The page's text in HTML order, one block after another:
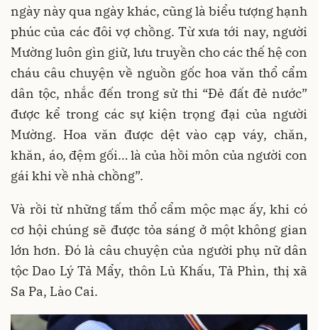
ngày này qua ngày khác, cũng là biểu tượng hạnh
phúc của các đôi vợ chồng. Từ xưa tới nay, người
Mường luôn gìn giữ, lưu truyền cho các thế hệ con
cháu câu chuyện về nguồn gốc hoa văn thổ cẩm
dân tộc, nhắc đến trong sử thi “Đẻ đất đẻ nước”
được kể trong các sự kiện trọng đại của người
Mường. Hoa văn được dệt vào cạp váy, chăn,
khăn, áo, đệm gối… là của hồi môn của người con
gái khi về nhà chồng”.
Và rồi từ những tấm thổ cẩm mộc mạc ấy, khi có
cơ hội chúng sẽ được tỏa sáng ở một không gian
lớn hơn. Đó là câu chuyện của người phụ nữ dân
tộc Dao Lý Tả Mẩy, thôn Lủ Khấu, Tả Phìn, thị xã
Sa Pa, Lào Cai.